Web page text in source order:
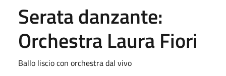
Serata danzante:
Orchestra Laura Fiori
Ballo liscio con orchestra dal vivo